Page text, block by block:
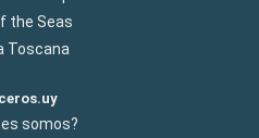
the Seas
Toscana
somos?